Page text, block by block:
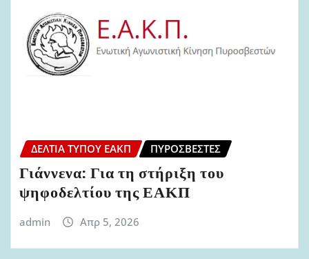
ΔΕΛΤΊΑ ΤΎΠΟΥ ΕΑΚΠ ΠΥΡΟΣΒΈΣΤΕΣ
Γιάννενα: Για τη στήριξη του
ψηφοδελτίου της ΕΑΚΠ
admin Απρ 5, 2026